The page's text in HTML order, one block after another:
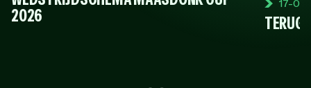
2026
17-